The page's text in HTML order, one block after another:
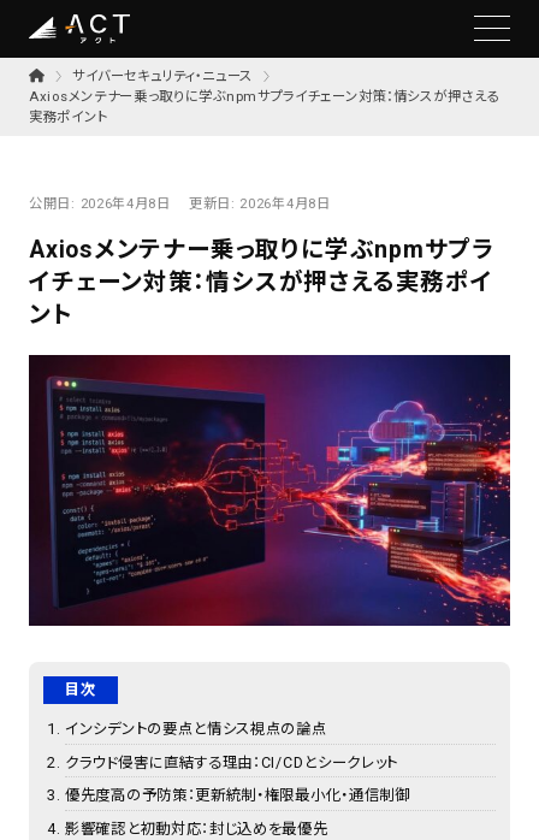
サイバーセキュリティ・ニュース
Axiosメンテナー乗っ取りに学ぶnpmサプライチェーン対策：情シスが押さえる
実務ポイント
公開日: 2026年4月8日 更新日: 2026年4月8日
Axiosメンテナー乗っ取りに学ぶnpmサプラ
イチェーン対策：情シスが押さえる実務ポイ
ント
目次
インシデントの要点と情シス視点の論点
クラウド侵害に直結する理由：CI/CDとシークレット
優先度高の予防策：更新統制・権限最小化・通信制御
影響確認と初動対応：封じ込めを最優先